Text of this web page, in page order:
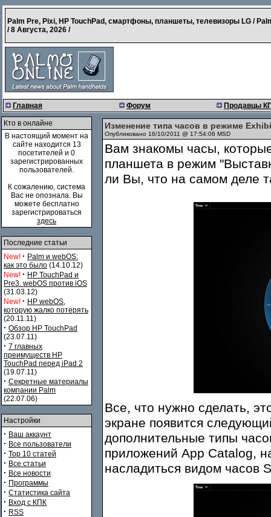
Palm Pre, Pixi, HP TouchPad, смартфоны, планшеты, телевизоры LG /
/8 Августа, 2026 /
Главная Форум Продавцы
Кто в онлайне
В настоящий момент на
сайте находится 13
посетителей и 0
зарегистрированных
пользователей.
К сожалению, система
Вас не опознала. Вы
можете бесплатно
зарегистрироваться
здесь
Последние статьи
New! · Palm и webOS:
как это было (14.10.12)
New! · HP TouchPad и
Pre3. webOS против iOS
(31.03.12)
New! · HP webOS,
которую жалко потерять
(20.11.11)
· Обзор HP TouchPad
(23.07.11)
· 7 главных
преимуществ HP
TouchPad перед iPad 2
(19.07.11)
· Секретные материалы
компании Palm
(22.07.06)
Настройки
· Ваш аккаунт
· Все пользователи
· Top 10 статей
· Все статьи
· Все новости
· Программы
· Статистика сайта
· Вход с КПК
· RSS
Изменение типа часов в режиме
Опубликовано 16/10/2011 @ 17:54:06 MSD
Вам знакомы часы,
планшета в режим
ли Вы, что на самом деле
Все, что нужно сделать,
экране появится
дополнительные типы
приложений App Catalog,
насладиться видом часов